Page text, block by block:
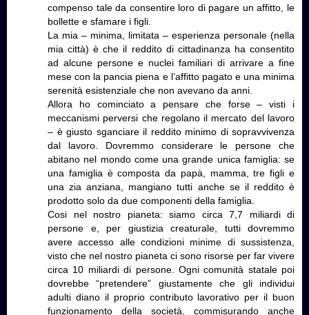
compenso tale da consentire loro di pagare un affitto, le
bollette e sfamare i figli.
La mia – minima, limitata – esperienza personale (nella
mia città) è che il reddito di cittadinanza ha consentito
ad alcune persone e nuclei familiari di arrivare a fine
mese con la pancia piena e l’affitto pagato e una minima
serenità esistenziale che non avevano da anni.
Allora ho cominciato a pensare che forse – visti i
meccanismi perversi che regolano il mercato del lavoro
– è giusto sganciare il reddito minimo di sopravvivenza
dal lavoro. Dovremmo considerare le persone che
abitano nel mondo come una grande unica famiglia: se
una famiglia è composta da papà, mamma, tre figli e
una zia anziana, mangiano tutti anche se il reddito è
prodotto solo da due componenti della famiglia.
Cosi nel nostro pianeta: siamo circa 7,7 miliardi di
persone e, per giustizia creaturale, tutti dovremmo
avere accesso alle condizioni minime di sussistenza,
visto che nel nostro pianeta ci sono risorse per far vivere
circa 10 miliardi di persone. Ogni comunità statale poi
dovrebbe “pretendere” giustamente che gli individui
adulti diano il proprio contributo lavorativo per il buon
funzionamento della società, commisurando anche